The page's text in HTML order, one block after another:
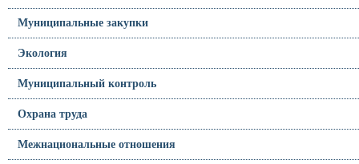
Муниципальные закупки
Экология
Муниципальный контроль
Охрана труда
Межнациональные отношения